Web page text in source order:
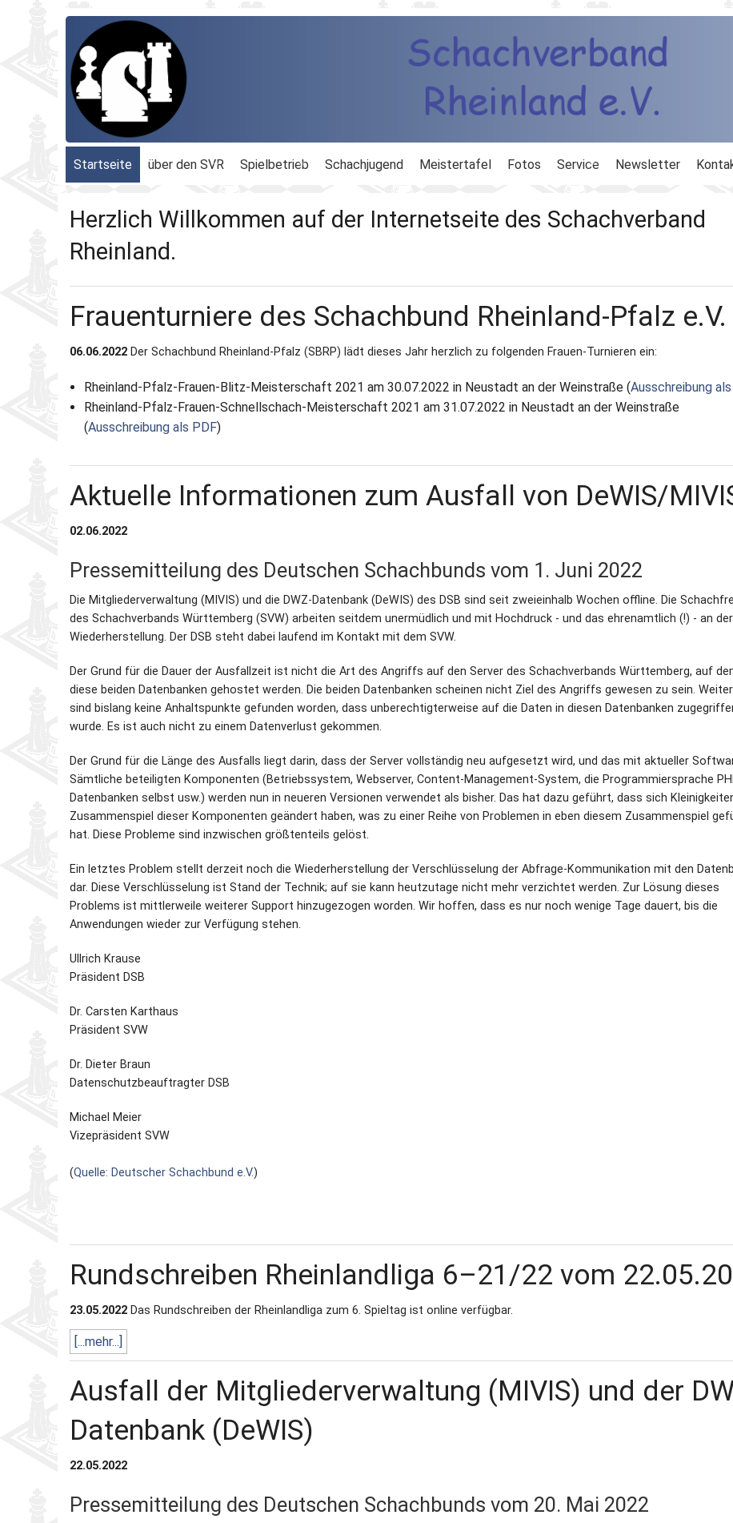
Startseite über den SVR
Kassenprüfer
Ehrenmitglieder
Schiedsgericht
Schachbezirke
Ordnungen
Protokolle
Partner
Spielbetrieb
Dähnepokal
Einzel-M.
Schnellschach-E.
Schachjugend Meistertafel Fotos Service
Schachlinks
Formulare
Newsletter
Herzlich Willkommen auf der Internetseite des Schachverband
Rheinland.
Frauenturniere des Schachbund Rheinland-Pfalz e.V.
06.06.2022 Der Schachbund Rheinland-Pfalz (SBRP) lädt dieses Jahr herzlich zu folgenden Frauen-Turnieren ein:
Rheinland-Pfalz-Frauen-Blitz-Meisterschaft 2021 am 30.07.2022 in Neustadt an der Weinstraße (Ausschreibung
Rheinland-Pfalz-Frauen-Schnellschach-Meisterschaft 2021 am 31.07.2022 in Neustadt an der Weinstraße
(Ausschreibung als PDF)
Aktuelle Informationen zum Ausfall von DeWIS/
02.06.2022
Pressemitteilung des Deutschen Schachbunds vom 1. Juni 2022
Die Mitgliederverwaltung (MIVIS) und die DWZ-Datenbank (DeWIS) des DSB sind seit zweieinhalb Wochen offline. Die
des Schachverbands Württemberg (SVW) arbeiten seitdem unermüdlich und mit Hochdruck - und das ehrenamtlich (!) - an der
Wiederherstellung. Der DSB steht dabei laufend im Kontakt mit dem SVW.
Der Grund für die Dauer der Ausfallzeit ist nicht die Art des Angriffs auf den Server des Schachverbands Württemberg, auf
diese beiden Datenbanken gehostet werden. Die beiden Datenbanken scheinen nicht Ziel des Angriffs gewesen zu sein.
sind bislang keine Anhaltspunkte gefunden worden, dass unberechtigterweise auf die Daten in diesen Datenbanken
wurde. Es ist auch nicht zu einem Datenverlust gekommen.
Der Grund für die Länge des Ausfalls liegt darin, dass der Server vollständig neu aufgesetzt wird, und das mit aktueller
Sämtliche beteiligten Komponenten (Betriebssystem, Webserver, Content-Management-System, die Programmiersprache
Datenbanken selbst usw.) werden nun in neueren Versionen verwendet als bisher. Das hat dazu geführt, dass sich
Zusammenspiel dieser Komponenten geändert haben, was zu einer Reihe von Problemen in eben diesem Zusammenspiel
hat. Diese Probleme sind inzwischen größtenteils gelöst.
Ein letztes Problem stellt derzeit noch die Wiederherstellung der Verschlüsselung der Abfrage-Kommunikation mit den
dar. Diese Verschlüsselung ist Stand der Technik; auf sie kann heutzutage nicht mehr verzichtet werden. Zur Lösung dieses
Problems ist mittlerweile weiterer Support hinzugezogen worden. Wir hoffen, dass es nur noch wenige Tage dauert, bis die
Anwendungen wieder zur Verfügung stehen.
Ullrich Krause
Präsident DSB
Dr. Carsten Karthaus
Präsident SVW
Dr. Dieter Braun
Datenschutzbeauftragter DSB
Michael Meier
Vizepräsident SVW
(Quelle: Deutscher Schachbund e.V.)
Rundschreiben Rheinlandliga 6–21/22 vom
23.05.2022 Das Rundschreiben der Rheinlandliga zum 6. Spieltag ist online verfügbar.
[...mehr...]
Ausfall der Mitgliederverwaltung (MIVIS) und der
Datenbank (DeWIS)
22.05.2022
Pressemitteilung des Deutschen Schachbunds vom 20. Mai 2022